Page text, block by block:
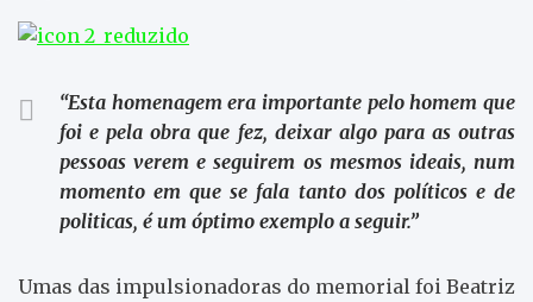
“Esta homenagem era importante pelo homem que
foi e pela obra que fez, deixar algo para as outras
pessoas verem e seguirem os mesmos ideais, num
momento em que se fala tanto dos políticos e de
politicas, é um óptimo exemplo a seguir.”
Umas das impulsionadoras do memorial foi Beatriz